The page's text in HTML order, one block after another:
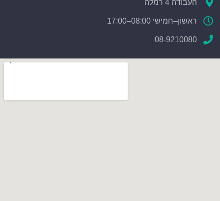
העבודה 4 רמלה
ראשון–חמישי 08:00–17:00
08-9210080